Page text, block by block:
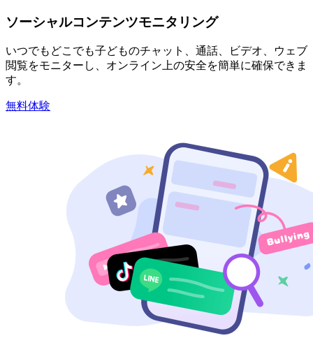
ソーシャルコンテンツモニタリング
いつでもどこでも子どものチャット、通話、ビデオ、ウェブ
閲覧をモニターし、オンライン上の安全を簡単に確保できま
す。
無料体験